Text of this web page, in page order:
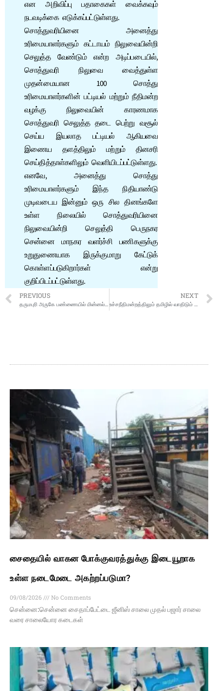
என அறிவிப்பு பதாகைகள் வைக்கவும்
நடவடிக்கை எடுக்கப்பட்டுள்ளது.
சொத்துவரியினை அனைத்து
உரிமையாளர்களும் கட்டாயம் நிலுவையின்றி
செலுத்த வேண்டும் என்ற அடிப்படையில்,
சொத்துவரி நிலுவை வைத்துள்ள
முதன்மையான 100 சொத்து
உரிமையாளர்களின் பட்டியல் மற்றும் நீதிமன்ற
வழக்கு நிலுவையின் காரணமாக
சொத்துவரி செலுத்த தடை பெற்று வசூல்
செய்ய இயலாத பட்டியல் ஆகியவை
இணைய தளத்திலும் மற்றும் தினசரி
செய்தித்தாள்களிலும் வெளியிடப்பட்டுள்ளது.
எனவே, அனைத்து சொத்து
உரிமையாளர்களும் இந்த நிதியாண்டு
முடிவடைய இன்னும் ஒரு சில தினங்களே
உள்ள நிலையில் சொத்துவரியினை
நிலுவையின்றி செலுத்தி பெருநகர
சென்னை மாநகர வளர்ச்சி பணிகளுக்கு
உறுதுணையாக இருக்குமாறு கேட்டுக்
கொள்ளப்படுகிறார்கள் என்று
குறிப்பிடப்பட்டுள்ளது.
PREVIOUS
தருமபுரி அருகே பண்ணையில் மின்னல் தாக்கி 5,000 கோழிகள் தீயில் கருகி இறப்பு
NEXT
உச்சநீதிமன்றத்திலும் தமிழில் வாதிடும் நிலை வரும்: மத்திய அமைச்சர் கிரண் ரிஜ்ஜு பேச்சு
சைதையில் வாகன போக்குவரத்துக்கு இடையூறாக
உள்ள நடைமேடை அகற்றப்படுமா?
09/08/2026
No Comments
சென்னை:சென்னை சைதாப்பேட்டை ஜீனிஸ் சாலை முதல் பஜார் சாலை
வரை சாலையோர கடைகள்